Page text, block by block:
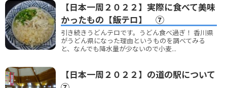
【日本一周２０２２】実際に食べて美味
かったもの【飯テロ】 ⑦
引き続きうどんテロです。うどん食べ過ぎ！ 香川県
がうどん県になった理由というものを調べてみる
と、なんでも降水量が少ないので小麦...
【日本一周２０２２】の道の駅について